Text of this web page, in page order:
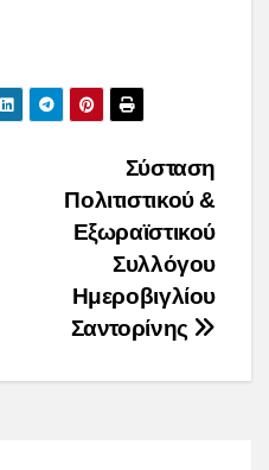
Σύσταση
Πολιτιστικού &
Εξωραϊστικού
Συλλόγου
Ημεροβιγλίου
Σαντορίνης